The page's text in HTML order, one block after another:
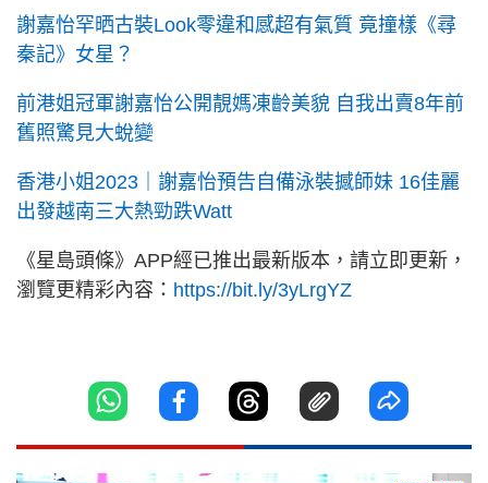
謝嘉怡罕晒古裝Look零違和感超有氣質 竟撞樣《尋
秦記》女星？
前港姐冠軍謝嘉怡公開靚媽凍齡美貌 自我出賣8年前
舊照驚見大蛻變
香港小姐2023｜謝嘉怡預告自備泳裝撼師妹 16佳麗
出發越南三大熱勁跌Watt
《星島頭條》APP經已推出最新版本，請立即更新，
瀏覽更精彩內容： https://bit.ly/3yLrgYZ